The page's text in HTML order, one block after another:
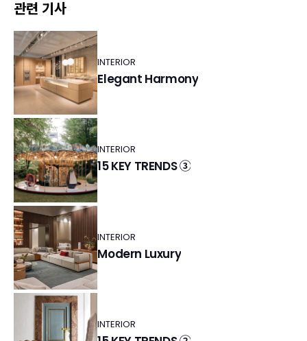
관련 기사
INTERIOR
Elegant Harmony
INTERIOR
15 KEY TRENDS ③
INTERIOR
Modern Luxury
INTERIOR